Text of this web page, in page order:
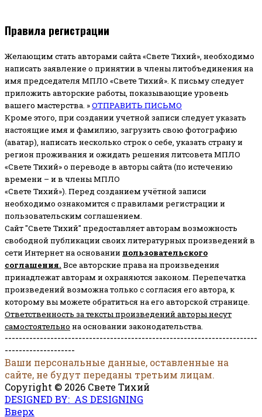
Правила регистрации
Желающим стать авторами сайта «Свете Тихий», необходимо
написать заявление о принятии в члены литобъединения на
имя председателя МПЛО «Свете Тихий». К письму следует
приложить авторские работы, показывающие уровень
вашего мастерства. »ОТПРАВИТЬ ПИСЬМО
Кроме этого, при создании учетной записи следует указать
настоящие имя и фамилию, загрузить свою фотографию
(аватар), написать несколько строк о себе, указать страну и
регион проживания и ожидать решения литсовета МПЛО
«Свете Тихий» о переводе в авторы сайта (по истечению
времени – и в члены МПЛО
«Свете Тихий»). Перед созданием учётной записи
необходимо ознакомится с правилами регистрации и
пользовательским соглашением.
Сайт "Свете Тихий" предоставляет авторам возможность
свободной публикации своих литературных произведений в
сети Интернет на основании пользовательского
соглашения. Все авторские права на произведения
принадлежат авторам и охраняются законом. Перепечатка
произведений возможна только с согласия его автора, к
которому вы можете обратиться на его авторской странице.
Ответственность за тексты произведений авторы несут
самостоятельно на основании законодательства.
------------------------------------------------------------------------
--------------------
Ваши персональные данные, оставленные на
сайте, не будут переданы третьим лицам.
Copyright © 2026 Свете Тихий
DESIGNED BY: AS DESIGNING
Вверх